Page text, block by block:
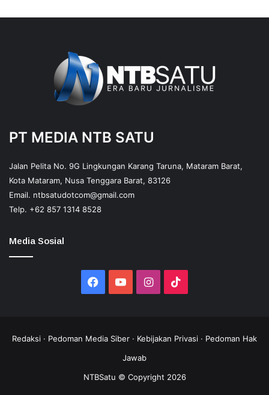
PT MEDIA NTB SATU
Jalan Pelita No. 9G Lingkungan Karang Taruna, Mataram Barat,
Kota Mataram, Nusa Tenggara Barat, 83126
Email. ntbsatudotcom@gmail.com
Telp. +62 857 1314 8528
Media Sosial
Facebook
YouTubeInstagram
Redaksi · Pedoman Media Siber · Kebijakan Privasi · Pedoman Hak
Jawab
NTBSatu © Copyright 2026